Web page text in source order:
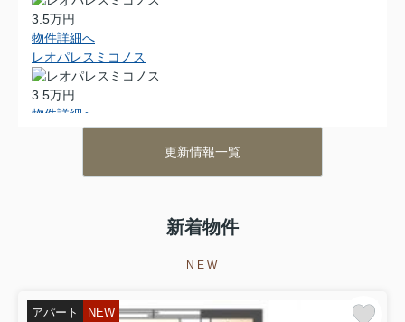
3.5万円
物件詳細へ
レオパレスミコノス
3.5万円
物件詳細へ
レオパレスミコノス
更新情報一覧
新着物件
NEW
アパート NEW